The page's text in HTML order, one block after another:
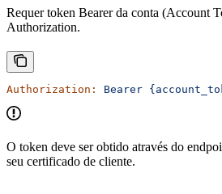
Requer token Bearer da conta (Account
Authorization.
Authorization: Bearer
O token deve ser obtido através do
seu certificado de cliente.